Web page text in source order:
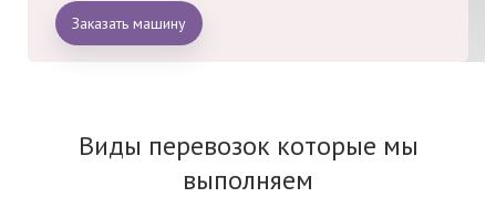
Заказать машину
Виды перевозок которые мы
выполняем